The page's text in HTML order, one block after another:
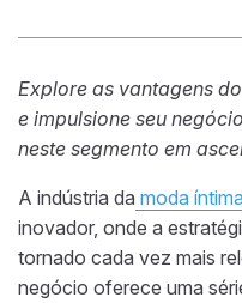
Explore as vantagens
e impulsione seu
neste segmento em
A indústria da moda íntima
inovador, onde a
tornado cada vez mais
negócio oferece uma